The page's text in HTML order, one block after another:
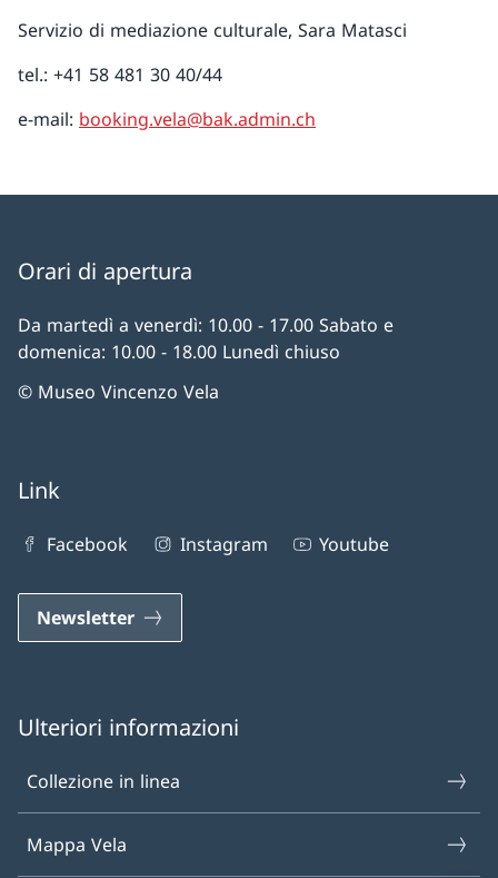
Servizio di mediazione culturale, Sara Matasci
tel.: +41 58 481 30 40/44
e-mail: booking.vela@bak.admin.ch
Orari di apertura
Da martedì a venerdì: 10.00 - 17.00 Sabato e
domenica: 10.00 - 18.00 Lunedì chiuso
© Museo Vincenzo Vela
Link
Facebook Instagram Youtube
Newsletter
Ulteriori informazioni
Collezione in linea
Mappa Vela